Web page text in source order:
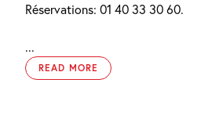
Réservations: 01 40 33 30 60.
...
READ MORE